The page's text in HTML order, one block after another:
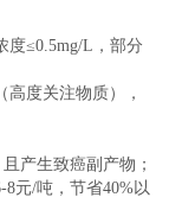
度≤0.5mg/L，部分
高度关注物质），
产生致癌副产物；
元/吨，节省40%以